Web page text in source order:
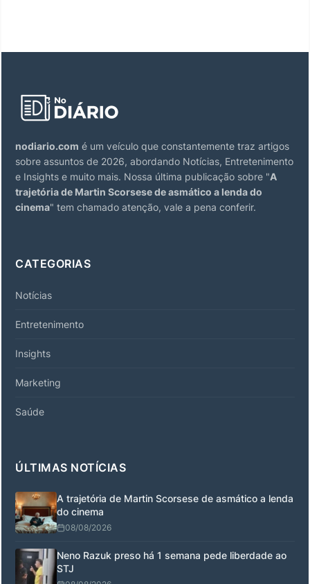
nodiario.com é um veículo que constantemente traz artigos
sobre assuntos de 2026, abordando Notícias, Entretenimento
e Insights e muito mais. Nossa última publicação sobre "A
trajetória de Martin Scorsese de asmático a lenda do
cinema" tem chamado atenção, vale a pena conferir.
CATEGORIAS
Notícias
Entretenimento
Insights
Marketing
Saúde
ÚLTIMAS NOTÍCIAS
A trajetória de Martin Scorsese de asmático a lenda
do cinema
08/08/2026
Neno Razuk preso há 1 semana pede liberdade ao
STJ